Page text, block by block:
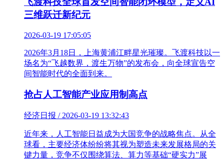
三维跃迁新纪元
2026-03-19 17:05:05
2026年3月18日，上海黄浦江畔星光璀璨。飞渡科技以一
场名为“飞越数界，渡生万物”的发布会，向全球宣告空
间智能时代的全面到来。
抢占人工智能产业应用制高点
经济日报 / 2026-03-19 13:32:43
近年来，人工智能日益成为大国竞争的战略焦点。从全
球看，主要经济体纷纷将其视为塑造未来发展格局的关
键力量，竞争不仅围绕算法、算力等基础“硬实力”展